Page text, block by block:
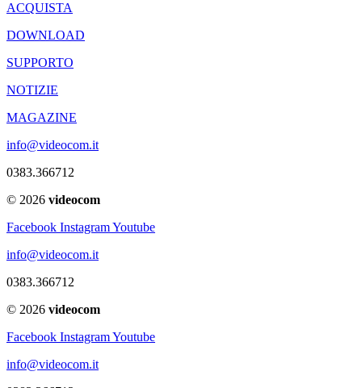
ACQUISTA
DOWNLOAD
SUPPORTO
NOTIZIE
MAGAZINE
info@videocom.it
0383.366712
© 2026 videocom
Facebook InstagramYoutube
info@videocom.it
0383.366712
© 2026 videocom
Facebook InstagramYoutube
info@videocom.it